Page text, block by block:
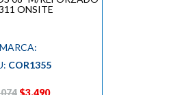
ONSITE
MARCA:
COR1355
$3.490